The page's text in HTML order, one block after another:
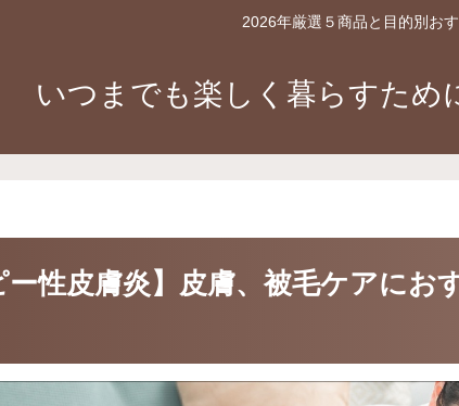
2026年厳選５商品と目的別お
いつまでも楽しく暮らすため
ー性皮膚炎】皮膚、被毛ケアにお